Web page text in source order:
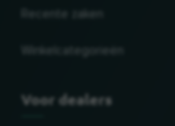
Voor dealers